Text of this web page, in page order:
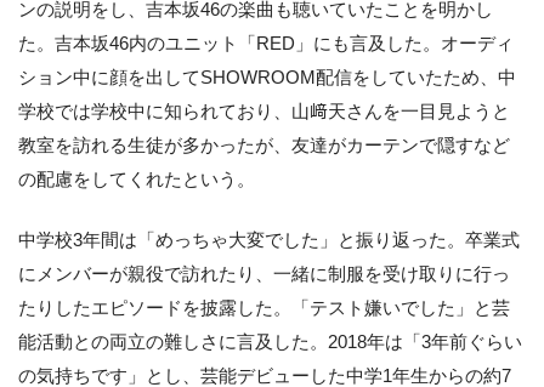
ンの説明をし、吉本坂46の楽曲も聴いていたことを明かし
た。吉本坂46内のユニット「RED」にも言及した。オーディ
ション中に顔を出してSHOWROOM配信をしていたため、中
学校では学校中に知られており、山﨑天さんを一目見ようと
教室を訪れる生徒が多かったが、友達がカーテンで隠すなど
の配慮をしてくれたという。
中学校3年間は「めっちゃ大変でした」と振り返った。卒業式
にメンバーが親役で訪れたり、一緒に制服を受け取りに行っ
たりしたエピソードを披露した。「テスト嫌いでした」と芸
能活動との両立の難しさに言及した。2018年は「3年前ぐらい
の気持ちです」とし、芸能デビューした中学1年生からの約7